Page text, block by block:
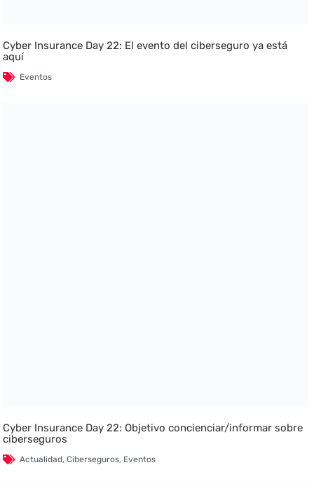
Cyber Insurance Day 22: El evento del ciberseguro ya está
aquí
Eventos
Cyber Insurance Day 22: Objetivo concienciar/informar sobre
ciberseguros
Actualidad,Ciberseguros, Eventos